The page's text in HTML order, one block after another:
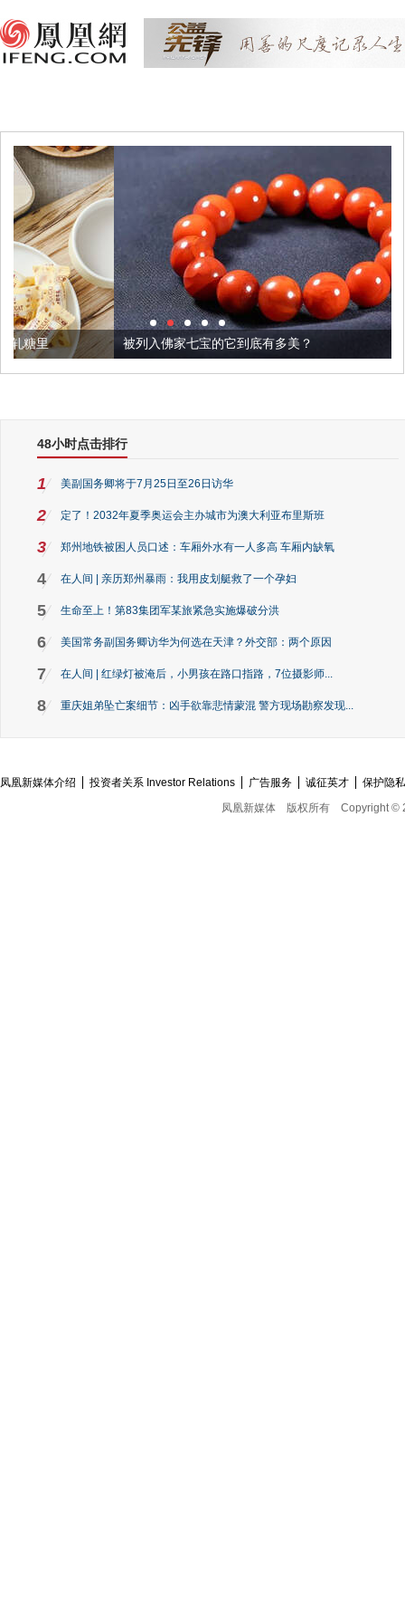
被列入佛家七宝的它到底有多美？
48小时点击排行
1 美副国务卿将于7月25日至26日访华
2 定了！2032年夏季奥运会主办城市为澳大利亚布里斯班
3 郑州地铁被困人员口述：车厢外水有一人多高 车厢内缺氧
4 在人间 | 亲历郑州暴雨：我用皮划艇救了一个孕妇
5 生命至上！第83集团军某旅紧急实施爆破分洪
6 美国常务副国务卿访华为何选在天津？外交部：两个原因
7 在人间 | 红绿灯被淹后，小男孩在路口指路，7位摄影师...
8 重庆姐弟坠亡案细节：凶手欲靠悲情蒙混 警方现场勘察发现...
凤凰新媒体介绍 投资者关系 Investor Relations 广告服务 诚征英才
保护隐
凤凰新媒体
版权所有 Copyright ©